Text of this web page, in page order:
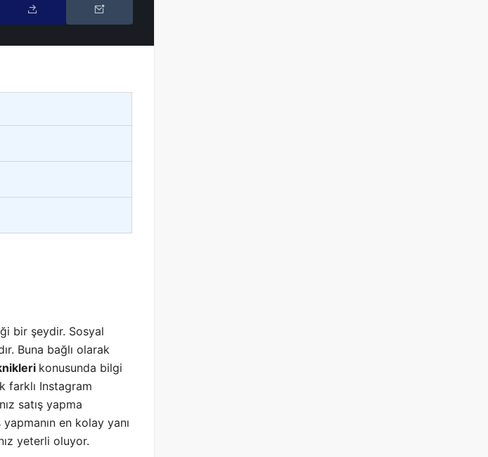
bir şeydir. Sosyal
Buna bağlı olarak
konusunda bilgi
farklı Instagram
satış yapma
en kolay yanı
yeterli oluyor.